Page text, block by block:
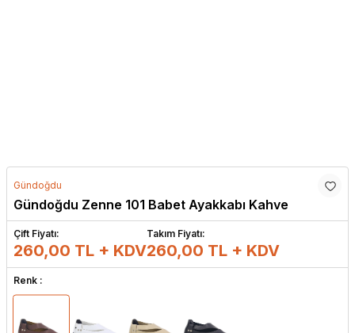
Gündoğdu
Gündoğdu Zenne 101 Babet Ayakkabı Kahve
Çift Fiyatı:
260,00 TL + KDV
Takım Fiyatı:
260,00 TL + KDV
Renk :